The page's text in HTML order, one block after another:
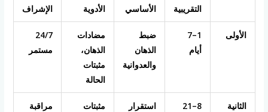
التقريبية
الأساسي
الأدوية
الإشراف
الأولى
1–7
أيام
ضبط
الذهان
والعدوانية
مضادات
الذهان،
مثبتات
الحالة
24/7
مستمر
الثانية
8–21
استقرار
مثبتات
مراقبة